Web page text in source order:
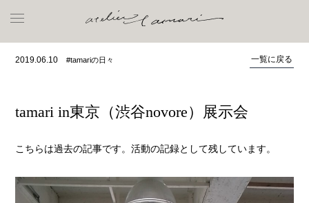
2019.06.10 #tamariの日々 一覧に戻る
tamari in東京（渋谷novore）展示会
こちらは過去の記事です。活動の記録として残しています。